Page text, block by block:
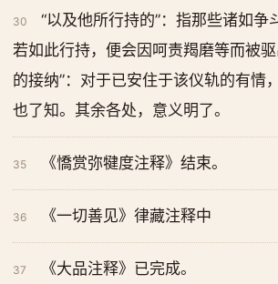
30
“以及他所行持的”：指那些诸如争
若如此行持，便会因呵责羯磨等而被
的接纳”：对于已安住于该仪轨的有情
也了知。其余各处，意义明了。
35 《憍赏弥犍度注释》结束。
36 《一切善见》律藏注释中
37 《大品注释》已完成。